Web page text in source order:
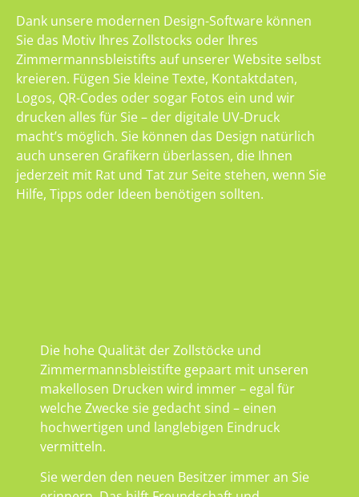
Dank unsere modernen Design-Software können
Sie das Motiv Ihres Zollstocks oder Ihres
Zimmermannsbleistifts auf unserer Website selbst
kreieren. Fügen Sie kleine Texte, Kontaktdaten,
Logos, QR-Codes oder sogar Fotos ein und wir
drucken alles für Sie – der digitale UV-Druck
macht’s möglich. Sie können das Design natürlich
auch unseren Grafikern überlassen, die Ihnen
jederzeit mit Rat und Tat zur Seite stehen, wenn Sie
Hilfe, Tipps oder Ideen benötigen sollten.
Die hohe Qualität der Zollstöcke und
Zimmermannsbleistifte gepaart mit unseren
makellosen Drucken wird immer – egal für
welche Zwecke sie gedacht sind – einen
hochwertigen und langlebigen Eindruck
vermitteln.
Sie werden den neuen Besitzer immer an Sie